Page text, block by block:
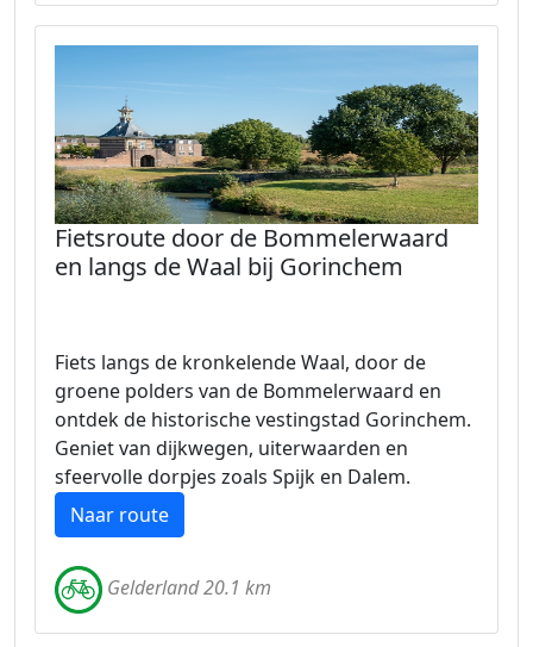
Fietsroute door de Bommelerwaard
en langs de Waal bij Gorinchem
Fiets langs de kronkelende Waal, door de
groene polders van de Bommelerwaard en
ontdek de historische vestingstad Gorinchem.
Geniet van dijkwegen, uiterwaarden en
sfeervolle dorpjes zoals Spijk en Dalem.
Naar route
Gelderland 20.1 km